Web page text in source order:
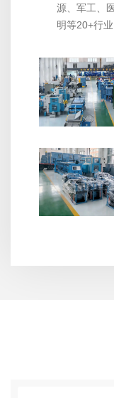
源、军工、
明等20+行业